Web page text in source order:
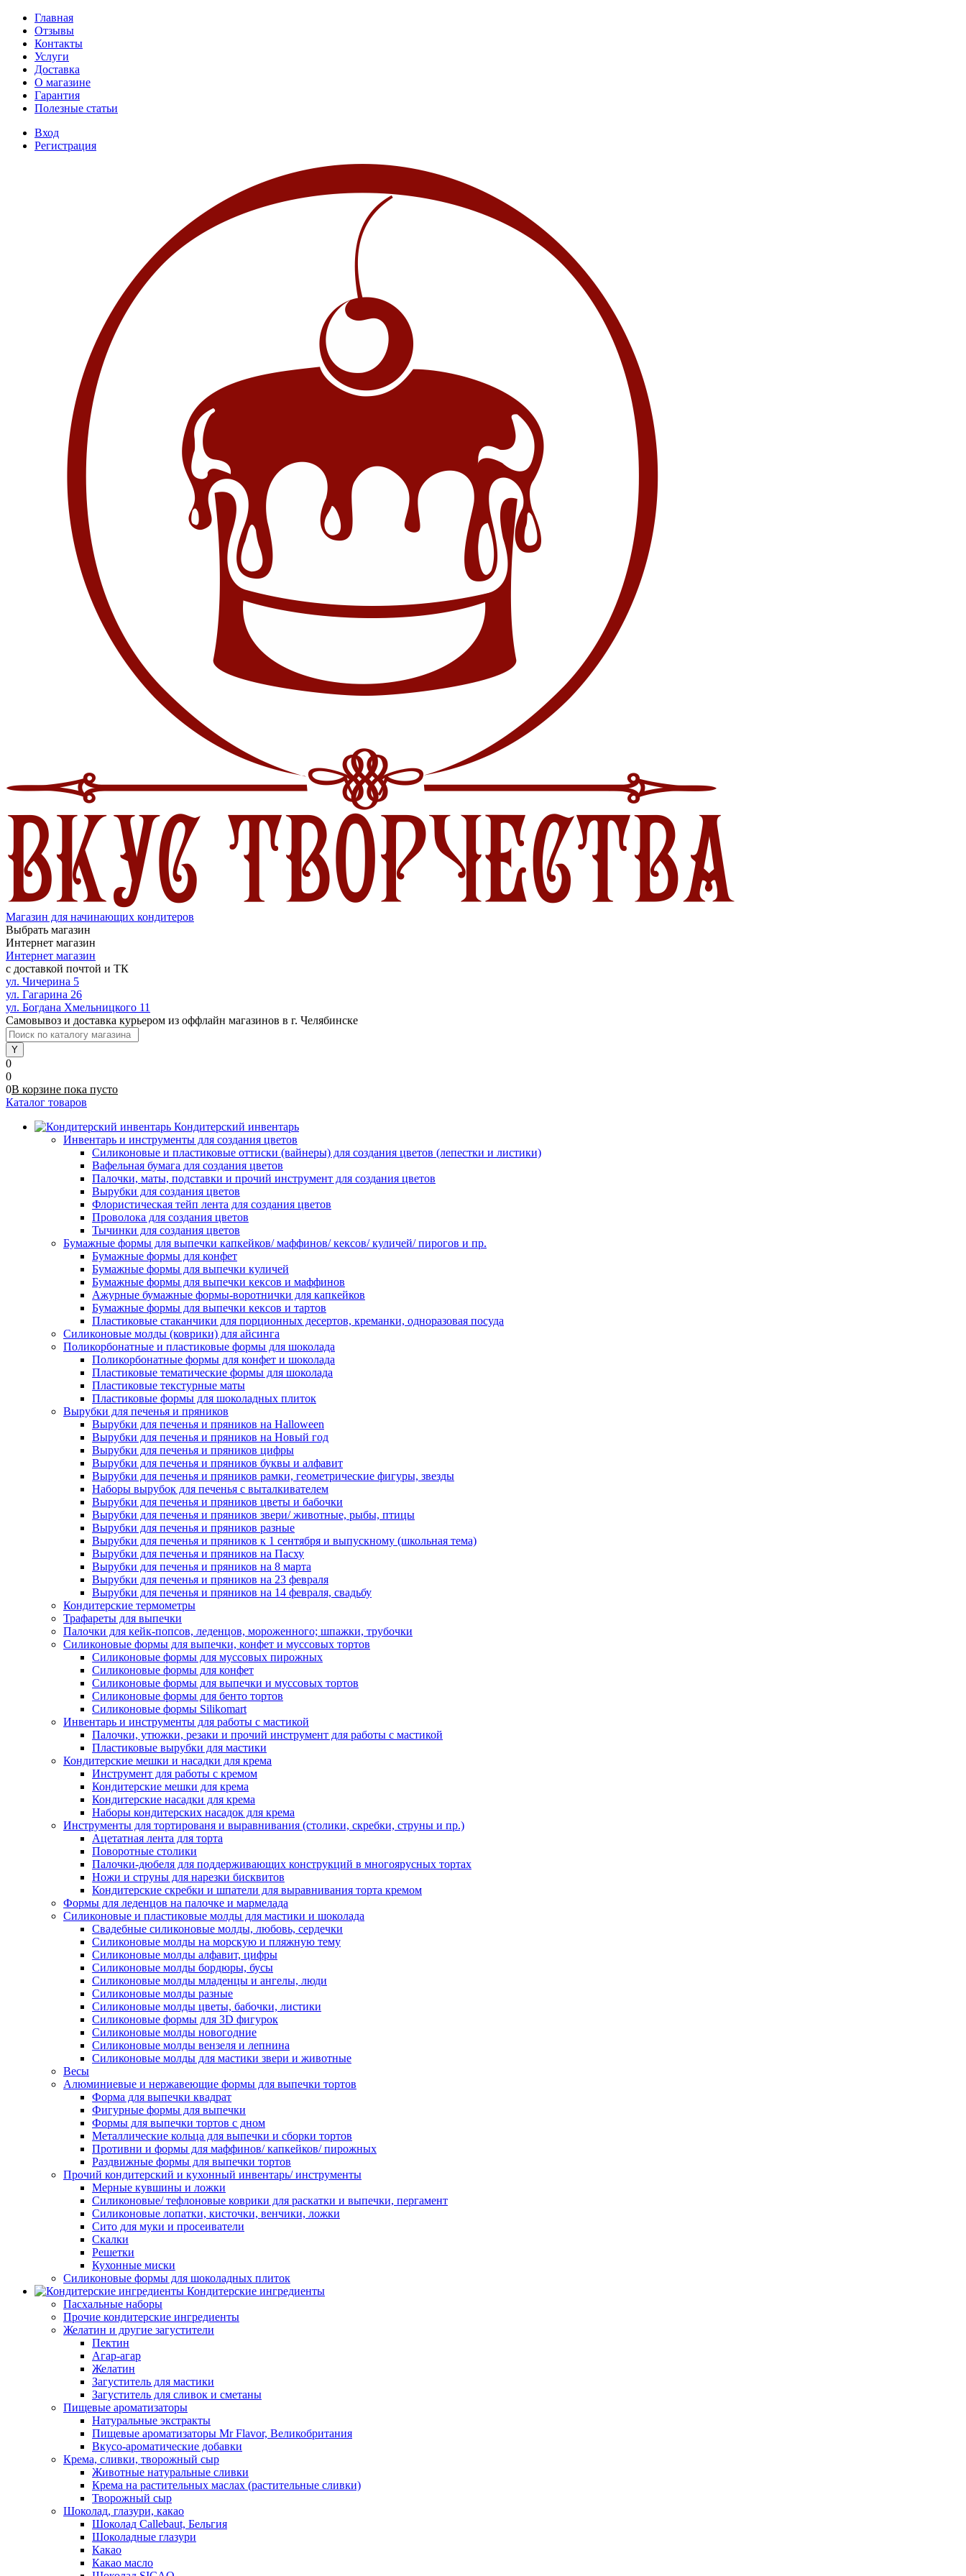
Главная
Отзывы
Контакты
Услуги
Доставка
О магазине
Гарантия
Полезные статьи
Вход
Регистрация
Магазин для начинающих кондитеров
Выбрать магазин
Интернет магазин
Интернет магазин
с доставкой почтой и ТК
ул. Чичерина 5
ул. Гагарина 26
ул. Богдана Хмельницкого 11
Самовывоз и доставка курьером из оффлайн магазинов в г. Челябинске
0
0
0В корзине пока пусто
Каталог товаров
Кондитерский инвентарь
Инвентарь и инструменты для создания цветов
Силиконовые и пластиковые оттиски (вайнеры) для создания цветов (лепестки и листики)
Вафельная бумага для создания цветов
Палочки, маты, подставки и прочий инструмент для создания цветов
Вырубки для создания цветов
Флористическая тейп лента для создания цветов
Проволока для создания цветов
Тычинки для создания цветов
Бумажные формы для выпечки капкейков/ маффинов/ кексов/ куличей/ пирогов и пр.
Бумажные формы для конфет
Бумажные формы для выпечки куличей
Бумажные формы для выпечки кексов и маффинов
Ажурные бумажные формы-воротнички для капкейков
Бумажные формы для выпечки кексов и тартов
Пластиковые стаканчики для порционных десертов, креманки, одноразовая посуда
Силиконовые молды (коврики) для айсинга
Поликорбонатные и пластиковые формы для шоколада
Поликорбонатные формы для конфет и шоколада
Пластиковые тематические формы для шоколада
Пластиковые текстурные маты
Пластиковые формы для шоколадных плиток
Вырубки для печенья и пряников
Вырубки для печенья и пряников на Halloween
Вырубки для печенья и пряников на Новый год
Вырубки для печенья и пряников цифры
Вырубки для печенья и пряников буквы и алфавит
Вырубки для печенья и пряников рамки, геометрические фигуры, звезды
Наборы вырубок для печенья с выталкивателем
Вырубки для печенья и пряников цветы и бабочки
Вырубки для печенья и пряников звери/ животные, рыбы, птицы
Вырубки для печенья и пряников разные
Вырубки для печенья и пряников к 1 сентября и выпускному (школьная тема)
Вырубки для печенья и пряников на Пасху
Вырубки для печенья и пряников на 8 марта
Вырубки для печенья и пряников на 23 февраля
Вырубки для печенья и пряников на 14 февраля, свадьбу
Кондитерские термометры
Трафареты для выпечки
Палочки для кейк-попсов, леденцов, мороженного; шпажки, трубочки
Силиконовые формы для выпечки, конфет и муссовых тортов
Силиконовые формы для муссовых пирожных
Силиконовые формы для конфет
Силиконовые формы для выпечки и муссовых тортов
Силиконовые формы для бенто тортов
Силиконовые формы Silikomart
Инвентарь и инструменты для работы с мастикой
Палочки, утюжки, резаки и прочий инструмент для работы с мастикой
Пластиковые вырубки для мастики
Кондитерские мешки и насадки для крема
Инструмент для работы с кремом
Кондитерские мешки для крема
Кондитерские насадки для крема
Наборы кондитерских насадок для крема
Инструменты для тортированя и выравнивания (столики, скребки, струны и пр.)
Ацетатная лента для торта
Поворотные столики
Палочки-дюбеля для поддерживающих конструкций в многоярусных тортах
Ножи и струны для нарезки бисквитов
Кондитерские скребки и шпатели для выравнивания торта кремом
Формы для леденцов на палочке и мармелада
Силиконовые и пластиковые молды для мастики и шоколада
Свадебные силиконовые молды, любовь, сердечки
Силиконовые молды на морскую и пляжную тему
Силиконовые молды алфавит, цифры
Силиконовые молды бордюры, бусы
Силиконовые молды младенцы и ангелы, люди
Силиконовые молды разные
Силиконовые молды цветы, бабочки, листики
Силиконовые формы для 3D фигурок
Силиконовые молды новогодние
Силиконовые молды вензеля и лепнина
Силиконовые молды для мастики звери и животные
Весы
Алюминиевые и нержавеющие формы для выпечки тортов
Форма для выпечки квадрат
Фигурные формы для выпечки
Формы для выпечки тортов с дном
Металлические кольца для выпечки и сборки тортов
Противни и формы для маффинов/ капкейков/ пирожных
Раздвижные формы для выпечки тортов
Прочий кондитерский и кухонный инвентарь/ инструменты
Мерные кувшины и ложки
Силиконовые/ тефлоновые коврики для раскатки и выпечки, пергамент
Силиконовые лопатки, кисточки, венчики, ложки
Сито для муки и просеиватели
Скалки
Решетки
Кухонные миски
Силиконовые формы для шоколадных плиток
Кондитерские ингредиенты
Пасхальные наборы
Прочие кондитерские ингредиенты
Желатин и другие загустители
Пектин
Агар-агар
Желатин
Загуститель для мастики
Загуститель для сливок и сметаны
Пищевые ароматизаторы
Натуральные экстракты
Пищевые ароматизаторы Mr Flavor, Великобритания
Вкусо-ароматические добавки
Крема, сливки, творожный сыр
Животные натуральные сливки
Крема на растительных маслах (растительные сливки)
Творожный сыр
Шоколад, глазури, какао
Шоколад Callebaut, Бельгия
Шоколадные глазури
Какао
Какао масло